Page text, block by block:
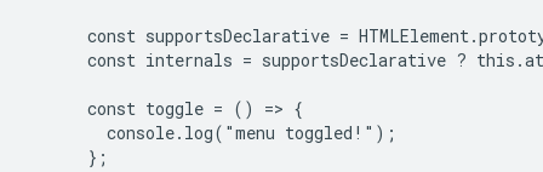
const supportsDeclarative =
const internals = supportsDeclarative ?
      const toggle = () => {
        console.log("menu toggled!");
      };